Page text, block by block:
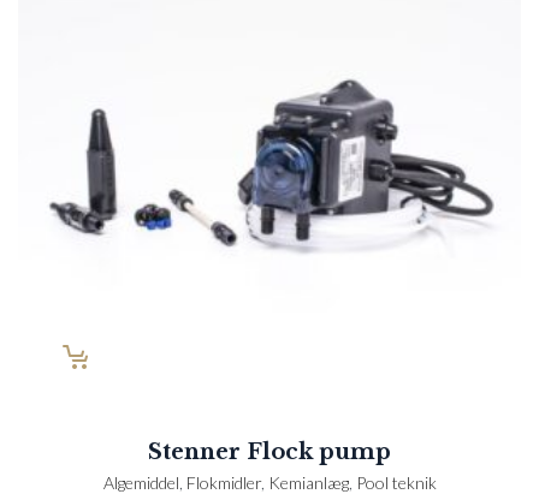
Stenner Flock pump
Algemiddel Flokmidler, Kemianlæg, Pool teknik